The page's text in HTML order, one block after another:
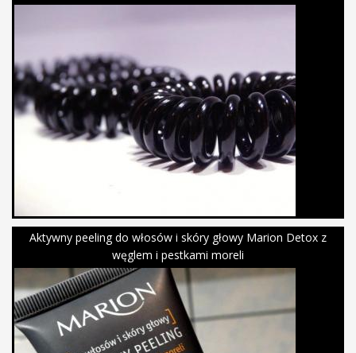
Aktywny peeling do włosów i skóry głowy Marion Detox z
węglem i pestkami moreli